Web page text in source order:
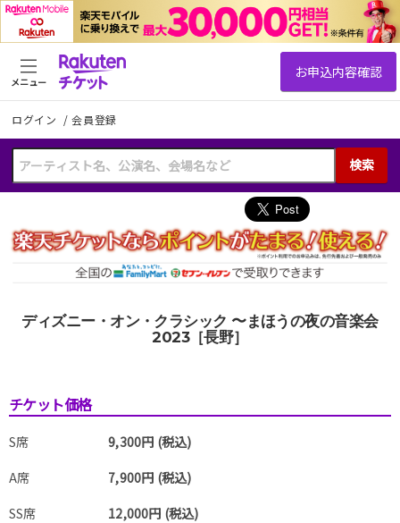
ログイン /会員登録
検索
メニュー
ディズニー・オン・クラシック 〜まほうの夜の音楽会
2023［長野］
チケット価格
S席
9,300円 (税込)
A席
7,900円 (税込)
SS席
12,000円 (税込)